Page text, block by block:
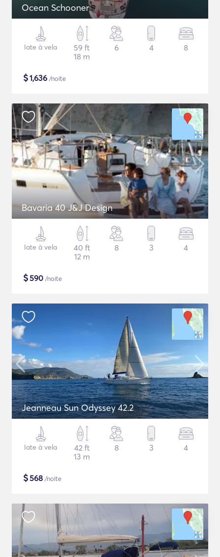
Ocean Schooner
Iate à vela
59 ft
18 m
6 4 8
$1,636 /noite
Bavaria 40 J&J Design
Iate à vela
40 ft
12 m
8 3 4
$590 /noite
Jeanneau Sun Odyssey 42.2
Iate à vela
42 ft
13 m
8 3 4
$568 /noite